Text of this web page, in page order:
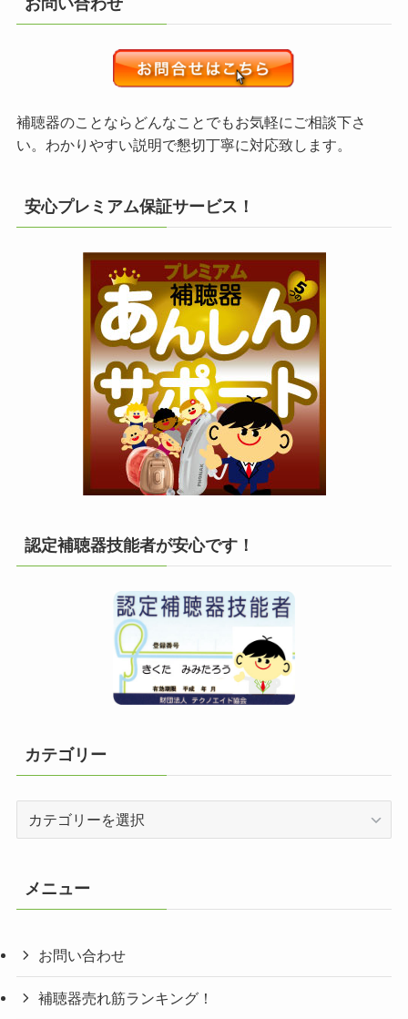
補聴器のことならどんなことでもお気軽にご相談下さ
い。わかりやすい説明で懇切丁寧に対応致します。
安心プレミアム保証サービス！
認定補聴器技能者が安心です！
カテゴリー
メニュー
お問い合わせ
補聴器売れ筋ランキング！